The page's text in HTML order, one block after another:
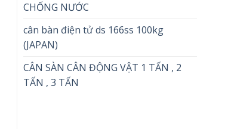
CHỐNG NƯỚC
cân bàn điện tử ds 166ss 100kg
(JAPAN)
CÂN SÀN CÂN ĐỘNG VẬT 1 TẤN , 2
TẤN , 3 TẤN